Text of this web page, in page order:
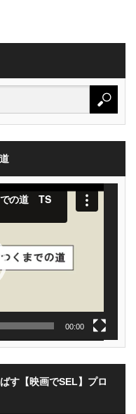
00:00
す【映画でSEL】プロ